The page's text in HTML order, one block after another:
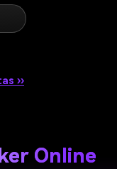
››
Online